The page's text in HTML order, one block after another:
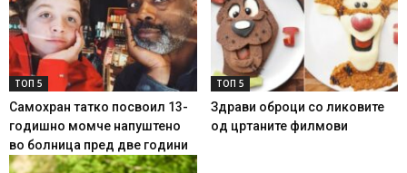
ТОП 5
Самохран татко посвоил 13-
годишно момче напуштено
во болница пред две години
ТОП 5
Здрави оброци со ликовите
од цртаните филмови